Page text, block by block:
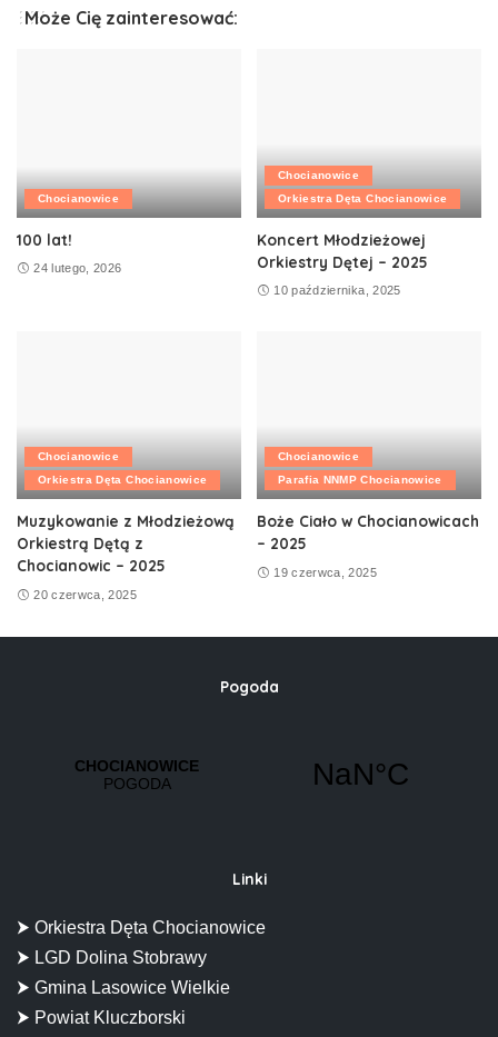
Może Cię zainteresować:
Chocianowice
100 lat!
24 lutego, 2026
Chocianowice
Orkiestra Dęta Chocianowice
Koncert Młodzieżowej
Orkiestry Dętej – 2025
10 października, 2025
Chocianowice
Orkiestra Dęta Chocianowice
Muzykowanie z Młodzieżową
Orkiestrą Dętą z
Chocianowic – 2025
20 czerwca, 2025
Chocianowice
Parafia NNMP Chocianowice
Boże Ciało w Chocianowicach
– 2025
19 czerwca, 2025
Pogoda
Linki
⮞ Orkiestra Dęta Chocianowice
⮞ LGD Dolina Stobrawy
⮞ Gmina Lasowice Wielkie
⮞ Powiat Kluczborski